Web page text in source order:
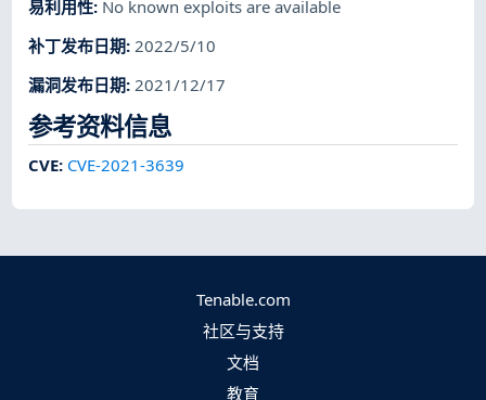
易利用性: No known exploits are available
补丁发布日期:2022/5/10
漏洞发布日期:2021/12/17
参考资料信息
CVE: CVE-2021-3639
Tenable.com
社区与支持
文档
教育